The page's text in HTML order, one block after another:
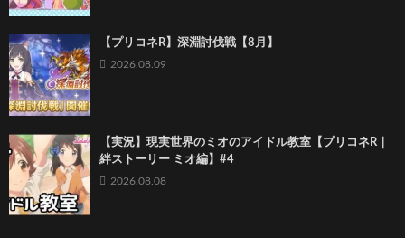
【プリコネR】深淵討伐戦【8月】
2026.08.09
【実況】現実世界のミオのアイドル教室【プリコネR｜
絆ストーリー ミオ編】#4
2026.08.08